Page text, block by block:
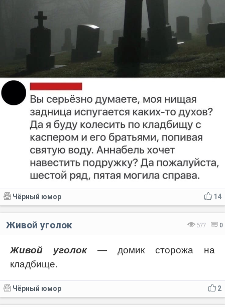
14
Чёрный юмор
577 0
Живой уголок
Живой уголок — домик сторожа на
кладбище.
2
Чёрный юмор